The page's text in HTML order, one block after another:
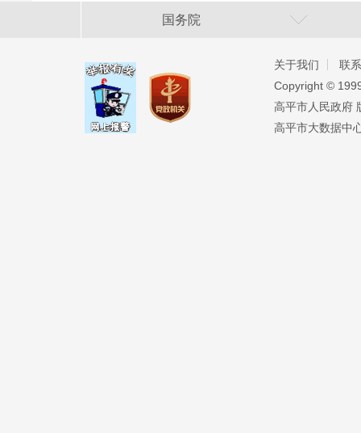
国务院
关于我们
联
Copyright ©️
高平市人民政府
高平市大数据